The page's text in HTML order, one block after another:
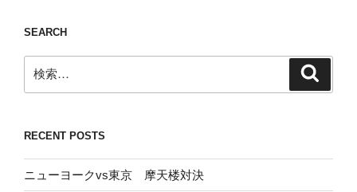
ン
SEARCH
索:
RECENT POSTS
ニューヨークvs東京 摩天楼対決